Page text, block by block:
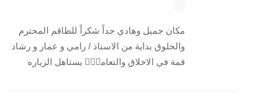
مكان جميل وهادي جداً شكراً للطاقم المحترم
والخلوق بداية من الاستاذ / رامي و عمار و رشاد
قمة في الاخلاق والتعامل🏼🏼 يستاهل الزياره